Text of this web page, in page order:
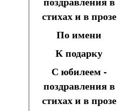
стихах и в прозе
По имени
К подарку
С юбилеем -
поздравления в
стихах и в прозе